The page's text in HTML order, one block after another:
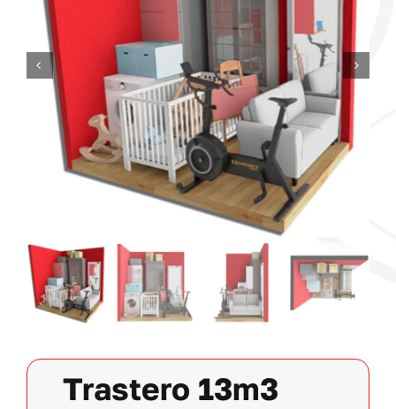
Mi cuenta
Carrito
Trastero 13m3